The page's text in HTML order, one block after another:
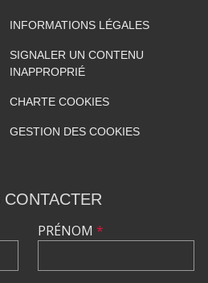
INFORMATIONS LÉGALES
SIGNALER UN CONTENU
INAPPROPRIÉ
CHARTE COOKIES
GESTION DES COOKIES
CONTACTER
PRÉNOM *